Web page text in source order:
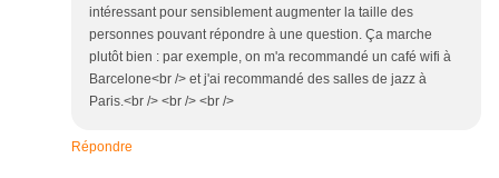
intéressant pour sensiblement augmenter la taille des
personnes pouvant répondre à une question. Ça marche
plutôt bien : par exemple, on m'a recommandé un café wifi à
Barcelone<br /> et j'ai recommandé des salles de jazz à
Paris.<br /> <br /> <br />
Répondre